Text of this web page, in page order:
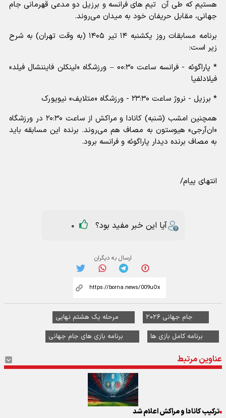
هستیم که طی آن تیم های فرانسه و برزیل دو مدعی قهرمانی جام
جهانی، مقابل حریفان خود به میدان می‌روند.
برنامه مسابقات روز یکشنبه ۱۴ تیر ۱۴۰۵ (به وقت تهران) به شرح
زیر است:
* پاراگوئه - فرانسه ساعت ۰۰:۳۰ – ورزشگاه «لینکلن فایننشال فیلد»
فیلادلفیا
* برزیل - نروژ ساعت ۲۳:۳۰ - ورزشگاه «متلایف» نیویورک
همچنین امشب (شنبه) کانادا و مراکش از ساعت ۲۰:۳۰ در ورزشگاه
«ان‌آر‌جی» هیوستون به مصاف هم می‌روند. برنده این مسابقه باید
به مصاف برنده دیدار پاراگوئه و فرانسه برود.
انتهای پیام/
آیا این خبر مفید بود؟ 0
ارسال به دیگران
جام جهانی ۲۰۲۶
مرحله یک هشتم نهایی
برنامه کامل بازی ها
برنامه بازی های جام جهانی
عناوین مرتبط
ترکیب کانادا و مراکش اعلام شد